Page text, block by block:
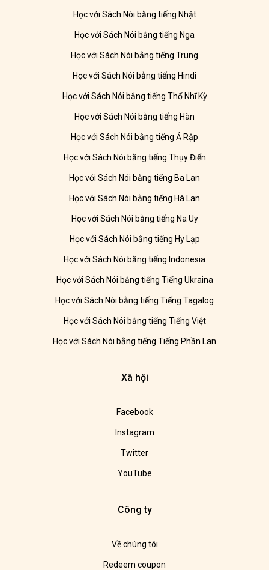
Học với Sách Nói bằng tiếng Nhật
Học với Sách Nói bằng tiếng Nga
Học với Sách Nói bằng tiếng Trung
Học với Sách Nói bằng tiếng Hindi
Học với Sách Nói bằng tiếng Thổ Nhĩ Kỳ
Học với Sách Nói bằng tiếng Hàn
Học với Sách Nói bằng tiếng Ả Rập
Học với Sách Nói bằng tiếng Thụy Điển
Học với Sách Nói bằng tiếng Ba Lan
Học với Sách Nói bằng tiếng Hà Lan
Học với Sách Nói bằng tiếng Na Uy
Học với Sách Nói bằng tiếng Hy Lạp
Học với Sách Nói bằng tiếng Indonesia
Học với Sách Nói bằng tiếng Tiếng Ukraina
Học với Sách Nói bằng tiếng Tiếng Tagalog
Học với Sách Nói bằng tiếng Tiếng Việt
Học với Sách Nói bằng tiếng Tiếng Phần Lan
Xã hội
Facebook
Instagram
Twitter
YouTube
Công ty
Về chúng tôi
Redeem coupon